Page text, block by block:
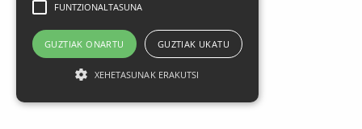
FUNTZIONALTASUNA
GUZTIAK ONARTU GUZTIAK UKATU
XEHETASUNAK ERAKUTSI